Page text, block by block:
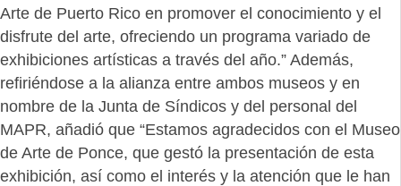
Arte de Puerto Rico en promover el conocimiento y el
disfrute del arte, ofreciendo un programa variado de
exhibiciones artísticas a través del año.” Además,
refiriéndose a la alianza entre ambos museos y en
nombre de la Junta de Síndicos y del personal del
MAPR, añadió que “Estamos agradecidos con el Museo
de Arte de Ponce, que gestó la presentación de esta
exhibición, así como el interés y la atención que le han